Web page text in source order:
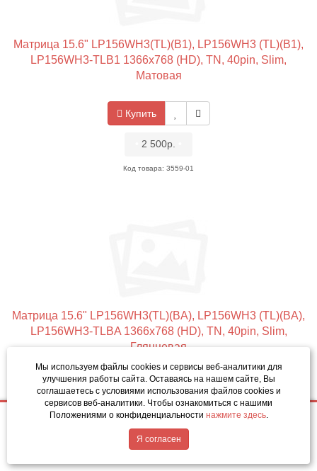
Матрица 15.6" LP156WH3(TL)(B1), LP156WH3 (TL)(B1),
LP156WH3-TLB1 1366x768 (HD), TN, 40pin, Slim,
Матовая
Купить
2 500р.
Код товара: 3559-01
Матрица 15.6" LP156WH3(TL)(BA), LP156WH3 (TL)(BA),
LP156WH3-TLBA 1366x768 (HD), TN, 40pin, Slim,
Глянцевая
Купить
•2 500р.•
Код товара: 3560-01
2 500р.
Купить
Обратный звонок
Написать в MAX
Мы используем файлы cookies и сервисы веб-аналитики для
улучшения работы сайта. Оставаясь на нашем сайте, Вы
соглашаетесь с условиями использования файлов cookies и
сервисов веб-аналитики. Чтобы ознакомиться с нашими
Положениями о конфиденциальности нажмите здесь.
Я согласен